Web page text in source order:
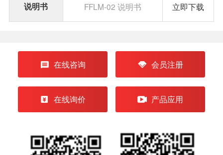
说明书 FFLM-02 说明书 立即下载
在线咨询 会员注册
在线询价 产品应用